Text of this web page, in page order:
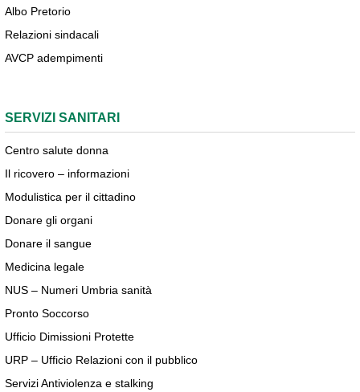
Albo Pretorio
Relazioni sindacali
AVCP adempimenti
SERVIZI SANITARI
Centro salute donna
Il ricovero – informazioni
Modulistica per il cittadino
Donare gli organi
Donare il sangue
Medicina legale
NUS – Numeri Umbria sanità
Pronto Soccorso
Ufficio Dimissioni Protette
URP – Ufficio Relazioni con il pubblico
Servizi Antiviolenza e stalking